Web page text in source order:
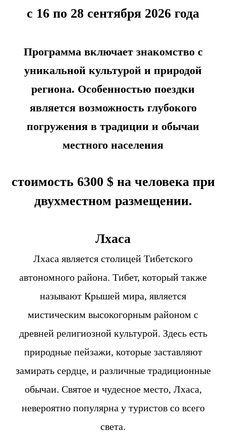
с 16 по 28 сентября 2026 года
Программа включает знакомство с
уникальной культурой и природой
региона. Особенностью поездки
является возможность глубокого
погружения в традиции и обычаи
местного населения
стоимость 6300 $ на человека при
двухместном размещении.
Лхаса
Лхаса является столицей Тибетского
автономного района. Тибет, который также
называют Крышей мира, является
мистическим высокогорным районом с
древней религиозной культурой. Здесь есть
природные пейзажи, которые заставляют
замирать сердце, и различные традиционные
обычаи. Святое и чудесное место, Лхаса,
невероятно популярна у туристов со всего
света.